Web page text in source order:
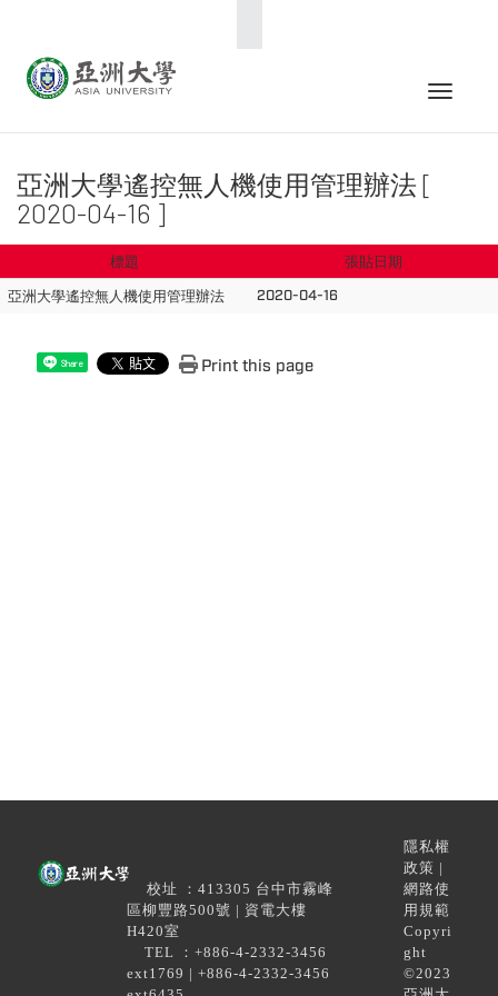
Toggle
亞洲大學遙控無人機使用管理辦法 [
2020-04-16 ]
標題
張貼日期
亞洲大學遙控無人機使用管理辦法
2020-04-16
Share Print this page
校址 ：413305 台中市霧峰
區柳豐路500號 | 資電大樓
H420室
TEL ：+886-4-2332-3456
ext1769 | +886-4-2332-3456
隱私權
政策 |
網路使
用規範
Copyri
ght
©2023